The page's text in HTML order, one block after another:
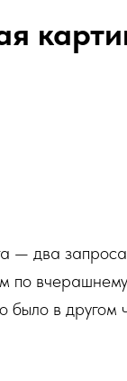
— два
было в другом